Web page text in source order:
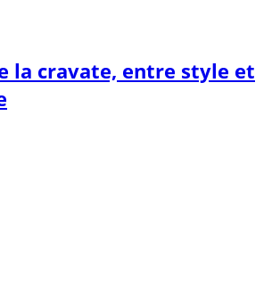
la cravate, entre style et